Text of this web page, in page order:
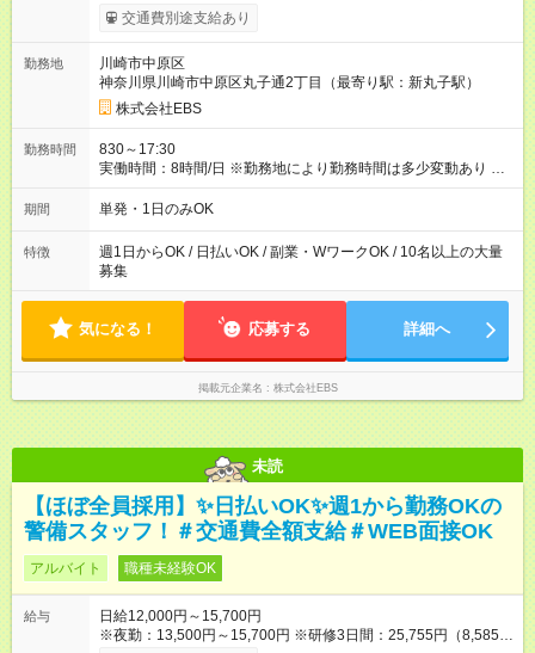
代が活躍中！ 意欲が強い方々が得意を生かして、年齢を問わず
キャリアアップしています！ ◆スタートダッシュに 入社祝金最
支給！ ＜月収例＞ 日給10，000円×22日間＝22万円 ◆昇給あり
資格取得も応援しています♪資格取得費用すべて弊社がお出しし
ます♪ ◆交通費「全額」支給 公共交通機関を利用の履歴を提出
で、交通費全額支給！ 自動車通勤・バイク通勤もOK ◆日当保証
たとえ仕事が1時間で終わっても 日当は全額お支払いします！ ◆
制服貸与 制服は全て無償で貸し出します。保証金は一切いただ
交通費別途支給あり
勤務地
川崎市中原区
神奈川県川崎市中原区丸子通2丁目（最寄り駅：新丸子駅）
株式会社EBS
勤務時間
830～17:30
実働時間：8時間/日 ※勤務地により勤務時間は多少変動あり ◆希
望のシフトで働ける！ 希望の勤務日数がありましたらご相談下
さい。 週1日、月1日～の勤務OKです 夜勤・深夜・早朝のお仕
期間 単発・1日のみOK
特徴
週1日からOK / 日払いOK / 副業・WワークOK / 10名以上の大量
募集
気になる！ 応募する 詳細へ
掲載元企業名 株式会社EBS
未読
【ほぼ全員採用】✨日払いOK✨週1から勤務OKの
警備スタッフ！＃交通費全額支給＃WEB面接OK
アルバイト 職種未経験OK
給与
日給12,000円～15,700円
※夜勤：13,500円～15,700円 ※研修3日間：25,755円（8,585円